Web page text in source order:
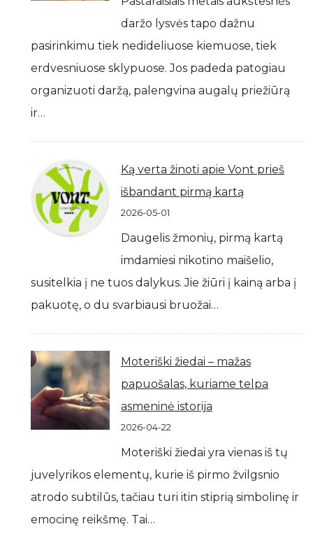
daržo lysvės tapo dažnu
pasirinkimu tiek nedideliuose kiemuose, tiek
erdvesniuose sklypuose. Jos padeda patogiau
organizuoti daržą, palengvina augalų priežiūrą
ir…
Ką verta žinoti apie Vont prieš
išbandant pirmą kartą
2026-05-01
Daugelis žmonių, pirmą kartą
imdamiesi nikotino maišelio,
susitelkia į ne tuos dalykus. Jie žiūri į kainą arba į
pakuotę, o du svarbiausi bruožai…
Moteriški žiedai – mažas
papuošalas, kuriame telpa
asmeninė istorija
2026-04-22
Moteriški žiedai yra vienas iš tų
juvelyrikos elementų, kurie iš pirmo žvilgsnio
atrodo subtilūs, tačiau turi itin stiprią simbolinę ir
emocinę reikšmę. Tai…